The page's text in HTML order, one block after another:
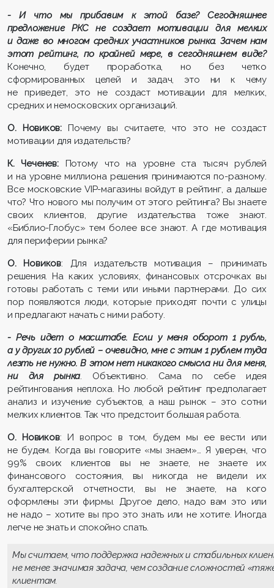
- И что мы прибавим к этой базе? Сегодняшнее
предложение РКС не создает мотивации для мелких
и даже во многом средних участников рынка. Зачем нам
этот рейтинг, по крайней мере, в сегодняшнем виде?
Конечно, будет проработка, но без четко
сформированных целей и задач, это ни к чему
не приведет, это не создаст мотивации для мелких,
средних и немосковских организаций.
О. Новиков:Почему вы считаете, что это не создаст
мотивации для издательств?
К. Чеченев: Потому что на уровне ста тысяч рублей
и на уровне миллиона решения принимаются по-разному.
Все московские VIP-магазины войдут в рейтинг, а дальше
что? Что нового мы получим от этого рейтинга? Вы знаете
своих клиентов, другие издательства тоже знают.
«Библио-Глобус» тем более все знают. А где мотивация
для периферии рынка?
О. Новиков: Для издательств мотивация – принимать
решения. На каких условиях, финансовых отсрочках вы
готовы работать с теми или иными партнерами. До сих
пор появляются люди, которые приходят почти с улицы
и предлагают начать с ними работу.
- Речь идет о масштабе. Если у меня оборот 1 рубль,
а у других 10 рублей – очевидно, мне с этим 1 рублем туда
лезть не нужно. В этом нет никакого смысла ни для меня,
ни для рынка. Объективно. Сама по себе идея
рейтингования неплоха. Но любой рейтинг предполагает
анализ и изучение субъектов, а наш рынок – это сотни
мелких клиентов. Так что предстоит большая работа.
О. Новиков: И вопрос в том, будем мы ее вести или
не будем. Когда вы говорите «мы знаем»… Я уверен, что
99% своих клиентов вы не знаете, не знаете их
финансового состояния, вы никогда не видели их
бухгалтерской отчетности, вы не знаете, на кого
оформлены эти фирмы. Другое дело, надо вам это или
не надо – хотите вы про это знать или не хотите. Иногда
легче не знать и спокойно спать.
Мы считаем, что поддержка надежных и стабильных
не менее значимая задача, чем создание сложностей
клиентам.